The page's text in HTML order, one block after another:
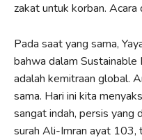
zakat untuk korban. Acara
Pada saat yang sama,
bahwa dalam
adalah kemitraan global.
sama. Hari ini kita
sangat indah, persis yang
surah Ali-Imran ayat 103,